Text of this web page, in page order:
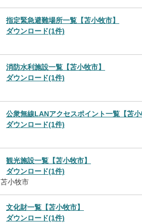
指定緊急避難場所一覧【苫小牧市】
ダウンロード(1件)
消防水利施設一覧【苫小牧市】
ダウンロード(1件)
公衆無線LANアクセスポイント一覧【苫
ダウンロード(1件)
観光施設一覧【苫小牧市】
ダウンロード(1件)
苫小牧市
文化財一覧【苫小牧市】
ダウンロード(1件)